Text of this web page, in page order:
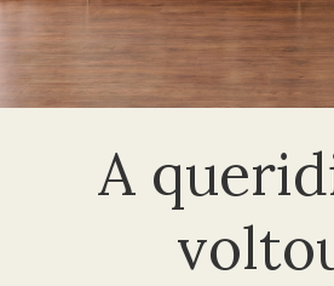
A